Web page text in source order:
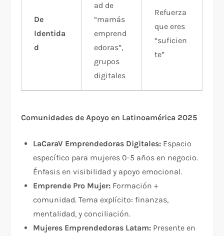
De
Identida
d
ad de
“mamás
emprend
edoras”,
grupos
digitales
Refuerza
que eres
“suficien
te”
Comunidades de Apoyo en Latinoamérica 2025
LaCaraV Emprendedoras Digitales: Espacio
específico para mujeres 0-5 años en negocio.
Énfasis en visibilidad y apoyo emocional.
Emprende Pro Mujer: Formación +
comunidad. Tema explícito: finanzas,
mentalidad, y conciliación.
Mujeres Emprendedoras Latam: Presente en